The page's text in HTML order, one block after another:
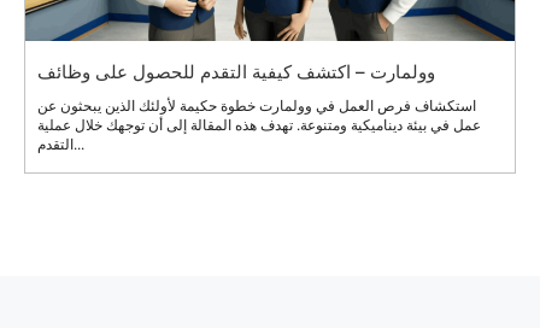
وولمارت – اكتشف كيفية التقدم للحصول على وظائف
استكشاف فرص العمل في وولمارت خطوة حكيمة لأولئك الذين يبحثون عن
عمل في بيئة ديناميكية ومتنوعة. تهدف هذه المقالة إلى أن توجهك خلال عملية
التقدم...